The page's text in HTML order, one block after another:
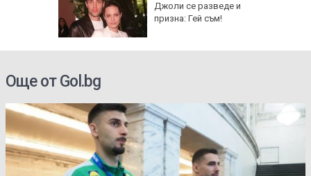
Джоли се разведе и
призна: Гей съм!
Още от Gol.bg